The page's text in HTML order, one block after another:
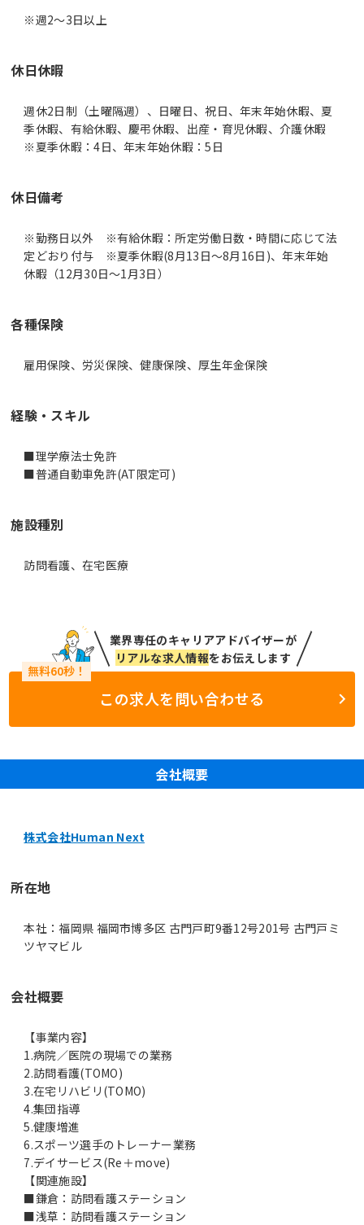
休日休暇
週休2日制（土曜隔週）、日曜日、祝日、年末年始休暇、夏
季休暇、有給休暇、慶弔休暇、出産・育児休暇、介護休暇
※夏季休暇：4日、年末年始休暇：5日
休日備考
※勤務日以外 ※有給休暇：所定労働日数・時間に応じて法
定どおり付与 ※夏季休暇(8月13日～8月16日)、年末年始
休暇（12月30日～1月3日）
各種保険
雇用保険、労災保険、健康保険、厚生年金保険
経験・スキル
■理学療法士免許
■普通自動車免許(AT限定可)
施設種別
訪問看護、在宅医療
業界専任のキャリアアドバイザーが
リアルな求人情報をお伝えします
この求人を問い合わせる
会社概要
株式会社Human Next
所在地
本社：福岡県 福岡市博多区 古門戸町9番12号201号 古門戸ミ
ツヤマビル
会社概要
【事業内容】
1.病院／医院の現場での業務
2.訪問看護(TOMO)
3.在宅リハビリ(TOMO)
4.集団指導
5.健康増進
6.スポーツ選手のトレーナー業務
7.デイサービス(Re＋move)
【関連施設】
■鎌倉：訪問看護ステーション
■浅草：訪問看護ステーション